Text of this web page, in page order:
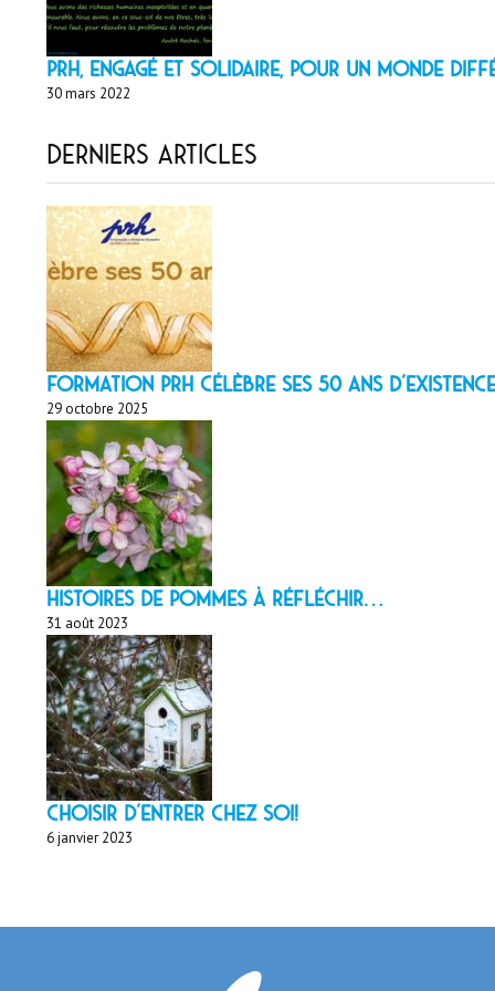
PRH, engagé et solidaire, pour un monde
30 mars 2022
Derniers articles
Formation PRH célèbre ses 50 ans
29 octobre 2025
HISTOIRES DE POMMES À réfléchir…
31 août 2023
Choisir d'entrer chez soi!
6 janvier 2023